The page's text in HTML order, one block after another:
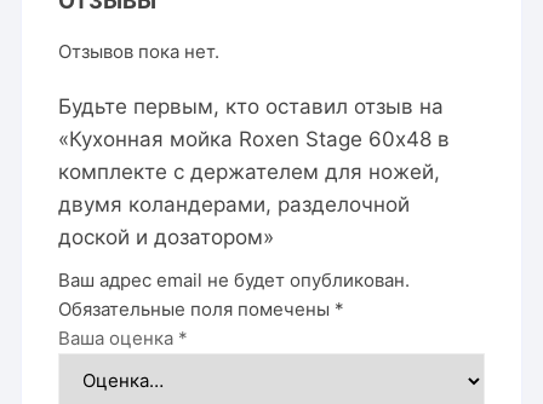
Отзывов пока нет.
Будьте первым, кто оставил отзыв на
«Кухонная мойка Roxen Stage 60х48 в
комплекте с держателем для ножей,
двумя коландерами, разделочной
доской и дозатором»
Ваш адрес email не будет опубликован.
Обязательные поля помечены *
Ваша оценка *